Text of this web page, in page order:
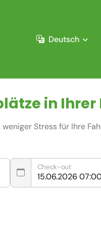
Deutsch
in Ihrer
Stress für Ihre
Check-out